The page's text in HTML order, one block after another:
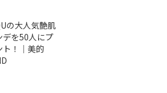
の大人気艶肌
デを50人にプ
ト！｜美的